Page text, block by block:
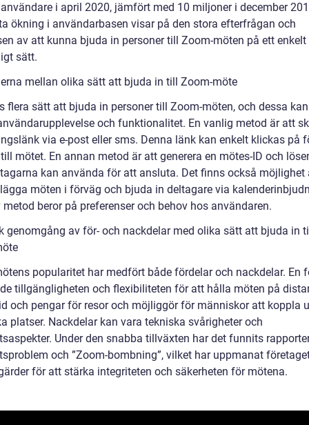
i april 2020, jämfört med 10 miljoner i december
ökning i användarbasen visar på den stora efterfrågan och
av att kunna bjuda in personer till Zoom-möten på ett enkelt
sätt.
mellan olika sätt att bjuda in till Zoom-möte
flera sätt att bjuda in personer till Zoom-möten, och dessa
och funktionalitet. En vanlig metod är att
via e-post eller sms. Denna länk kan enkelt klickas på
mötet. En annan metod är att generera en mötes-ID och
kan använda för att ansluta. Det finns också möjlighet
möten i förväg och bjuda in deltagare via
metod beror på preferenser och behov hos användaren.
genomgång av för- och nackdelar med olika sätt att bjuda in
popularitet har medfört både fördelar och nackdelar. En
tillgängligheten och flexibiliteten för att hålla möten på
och pengar för resor och möjliggör för människor att koppla
platser. Nackdelar kan vara tekniska svårigheter och
Under den snabba tillväxten har det funnits
och ”Zoom-bombning”, vilket har uppmanat
för att stärka integriteten och säkerheten för mötena.